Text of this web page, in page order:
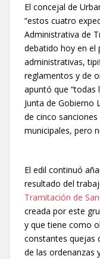
El concejal de
“estos cuatro
Administrativa de
debatido hoy en el
administrativas,
reglamentos y de
apuntó que “todas
Junta de Gobierno
de cinco
municipales, pero
El edil continuó
resultado del
Tramitación de
creada por este
y que tiene como
constantes quejas
de las ordenanzas